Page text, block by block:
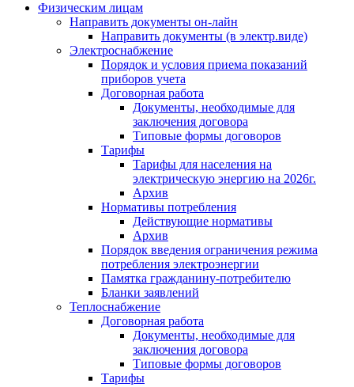
Физическим лицам
Направить документы он-лайн
Направить документы (в электр.виде)
Электроснабжение
Порядок и условия приема показаний
приборов учета
Договорная работа
Документы, необходимые для
заключения договора
Типовые формы договоров
Тарифы
Тарифы для населения на
электрическую энергию на 2026г.
Архив
Нормативы потребления
Действующие нормативы
Архив
Порядок введения ограничения режима
потребления электроэнергии
Памятка гражданину-потребителю
Бланки заявлений
Теплоснабжение
Договорная работа
Документы, необходимые для
заключения договора
Типовые формы договоров
Тарифы